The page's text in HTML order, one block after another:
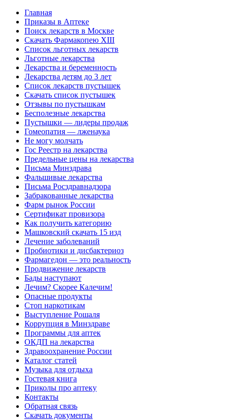
Главная
Приказы в Аптеке
Поиск лекарств в Москве
Скачать Фармакопею XIII
Список льготных лекарств
Льготные лекарства
Лекарства и беременность
Лекарства детям до 3 лет
Список лекарств пустышек
Скачать список пустышек
Отзывы по пустышкам
Бесполезные лекарства
Пустышки — лидеры продаж
Гомеопатия — лженаука
Не могу молчать
Гос Реестр на лекарства
Предельные цены на лекарства
Письма Минздрава
Фальшивые лекарства
Письма Росздравнадзора
Забракованные лекарства
Фарм рынок России
Сертификат провизора
Как получить категорию
Машковский скачать 15 изд
Лечение заболеваний
Пробиотики и дисбактериоз
Фармагедон — это реальность
Продвижение лекарств
Бады наступают
Лечим? Скорее Калечим!
Опасные продукты
Стоп наркотикам
Выступление Рошаля
Коррупция в Минздраве
Программы для аптек
ОКДП на лекарства
Здравоохранение России
Каталог статей
Музыка для отдыха
Гостевая книга
Приколы про аптеку
Контакты
Обратная связь
Скачать документы